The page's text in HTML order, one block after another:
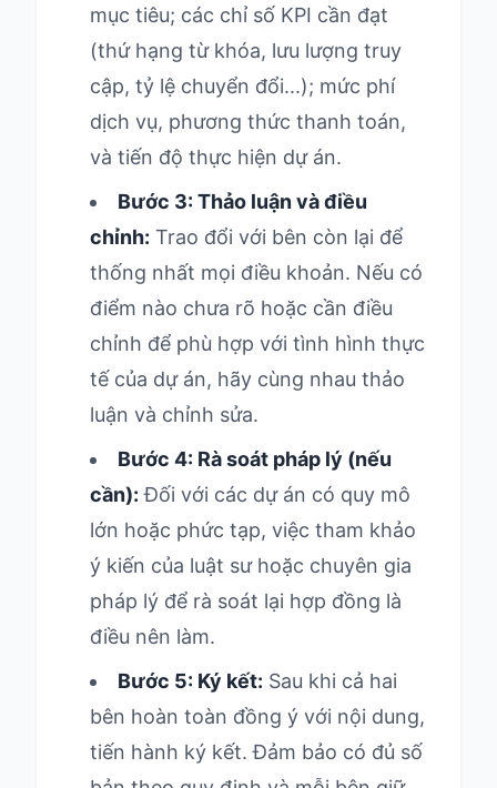
mục tiêu; các chỉ số KPI cần đạt
(thứ hạng từ khóa, lưu lượng truy
cập, tỷ lệ chuyển đổi...); mức phí
dịch vụ, phương thức thanh toán,
và tiến độ thực hiện dự án.
Bước 3: Thảo luận và điều
chỉnh: Trao đổi với bên còn lại để
thống nhất mọi điều khoản. Nếu có
điểm nào chưa rõ hoặc cần điều
chỉnh để phù hợp với tình hình thực
tế của dự án, hãy cùng nhau thảo
luận và chỉnh sửa.
Bước 4: Rà soát pháp lý (nếu
cần): Đối với các dự án có quy mô
lớn hoặc phức tạp, việc tham khảo
ý kiến của luật sư hoặc chuyên gia
pháp lý để rà soát lại hợp đồng là
điều nên làm.
Bước 5: Ký kết: Sau khi cả hai
bên hoàn toàn đồng ý với nội dung,
tiến hành ký kết. Đảm bảo có đủ số